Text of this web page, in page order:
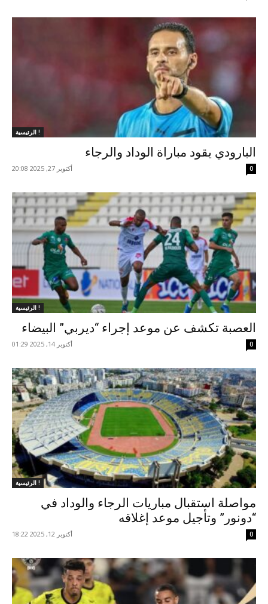
الرئيسية !
البارودي يقود مباراة الوداد والرجاء
أكتوبر 27, 2025 20:08 0
الرئيسية !
العصبة تكشف عن موعد إجراء “ديربي” البيضاء
أكتوبر 14, 2025 01:29 0
الرئيسية !
مواصلة استقبال مباريات الرجاء والوداد في
“دونور” وتأجيل موعد إغلاقه
أكتوبر 12, 2025 18:22 0